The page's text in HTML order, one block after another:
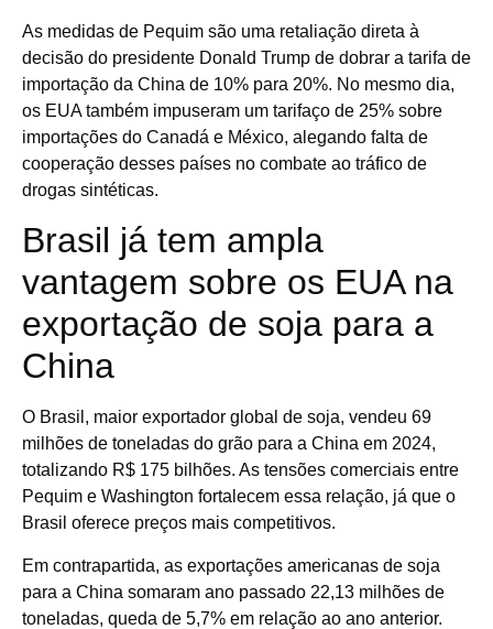
As medidas de Pequim são uma retaliação direta à
decisão do presidente Donald Trump de dobrar a tarifa de
importação da China de 10% para 20%. No mesmo dia,
os EUA também impuseram um tarifaço de 25% sobre
importações do Canadá e México, alegando falta de
cooperação desses países no combate ao tráfico de
drogas sintéticas.
Brasil já tem ampla
vantagem sobre os EUA na
exportação de soja para a
China
O Brasil, maior exportador global de soja, vendeu 69
milhões de toneladas do grão para a China em 2024,
totalizando R$ 175 bilhões. As tensões comerciais entre
Pequim e Washington fortalecem essa relação, já que o
Brasil oferece preços mais competitivos.
Em contrapartida, as exportações americanas de soja
para a China somaram ano passado 22,13 milhões de
toneladas, queda de 5,7% em relação ao ano anterior.